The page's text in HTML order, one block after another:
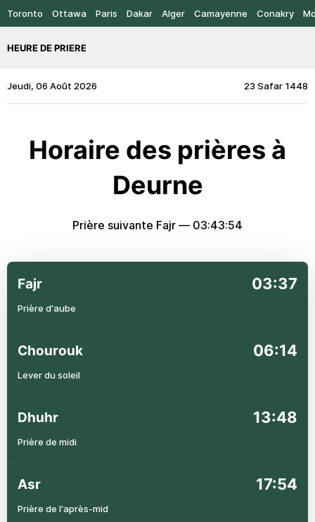
Toronto Ottawa Paris Dakar Alger Camayenne Conakry
HEURE DE PRIERE
Jeudi, 06 Août 2026 23 Safar 1448
Horaire des prières à
Deurne
Prière suivante Fajr — 03:43:54
Fajr 03:37
Prière d'aube
Chourouk 06:14
Lever du soleil
Dhuhr 13:48
Prière de midi
Asr 17:54
Prière de l'après-mid